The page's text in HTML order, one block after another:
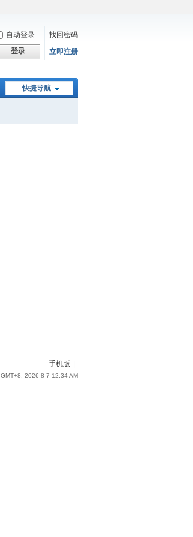
自动登录
找回密码
登录 立即注册
快捷导航
手机版
GMT+8, 2026-8-7 12:34 AM